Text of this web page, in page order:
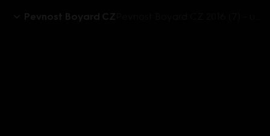
Pevnost Boyard CZ